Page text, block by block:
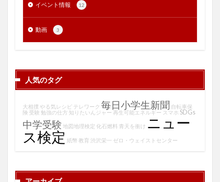
イベント情報 12
動画 3
人気のタグ
大相撲 やる気レシピ テレワーク 毎日小学生新聞 自転車保
険 受験 勉強の仕方 知りたいんジャー 再生可能エネルギー スマホ SDGs
中学受験 地図地理検定 化石燃料 青天を衝け ニュー
ス検定 紙幣 教育 渋沢栄一 ゼロ・ウェイストセンター